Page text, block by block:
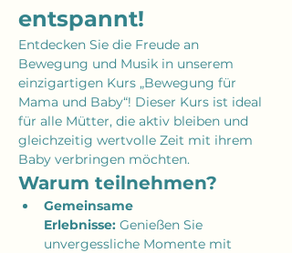
entspannt!
Entdecken Sie die Freude an
Bewegung und Musik in unserem
einzigartigen Kurs „Bewegung für
Mama und Baby“! Dieser Kurs ist ideal
für alle Mütter, die aktiv bleiben und
gleichzeitig wertvolle Zeit mit ihrem
Baby verbringen möchten.
Warum teilnehmen?
Gemeinsame
Erlebnisse: Genießen Sie
unvergessliche Momente mit